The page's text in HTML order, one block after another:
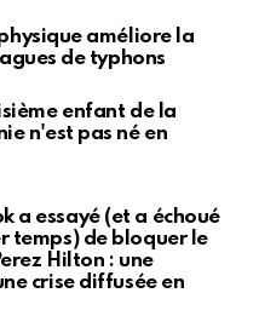
améliore la
de typhons
enfant de la
n'est pas né en
a essayé (et a échoué
temps) de bloquer le
Hilton : une
crise diffusée en